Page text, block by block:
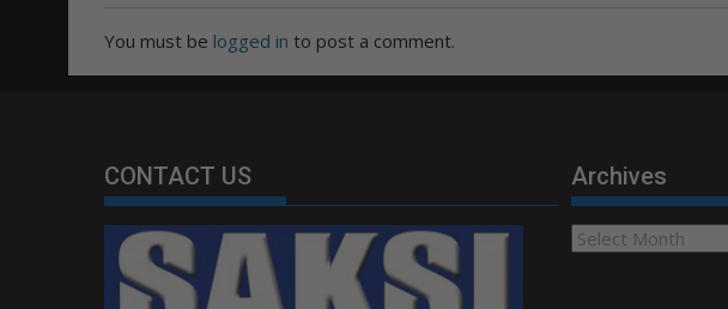
You must be logged in to post a comment.
CONTACT US Archives
Archives